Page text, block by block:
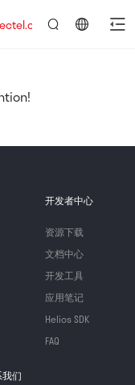
开发者中心
资源下载
文档中心
开发工具
应用笔记
Helios SDK
FAQ
们